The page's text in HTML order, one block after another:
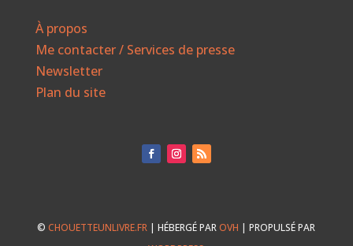
À propos
Me contacter / Services de presse
Newsletter
Plan du site
©CHOUETTEUNLIVRE.FR | HÉBERGÉ PAROVH | PROPULSÉ PAR